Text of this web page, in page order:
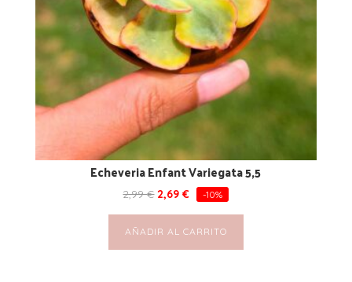
Echeveria Enfant Variegata 5,5
2,99€ 2,69€ -10%
AÑADIR AL CARRITO